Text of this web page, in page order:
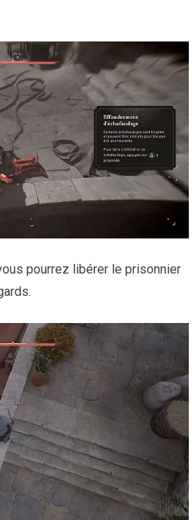
pourrez libérer le prisonnier